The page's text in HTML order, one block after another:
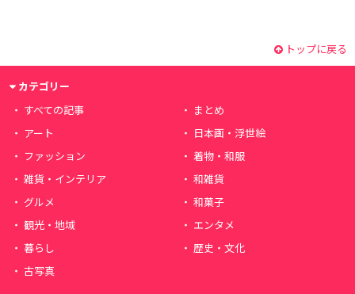
トップに戻る
カテゴリー
すべての記事
まとめ
アート
日本画・浮世絵
ファッション
着物・和服
雑貨・インテリア
和雑貨
グルメ
和菓子
観光・地域
エンタメ
暮らし
歴史・文化
古写真